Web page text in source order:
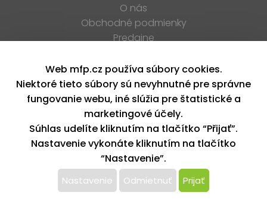
O nás
Obchodné podmienky
Predajne
K stiahnutiu
Blog
Kontakt
Kariéra
XML feed
Copyright © 2026, MFP paper s. r. o. | Všetky práva vyhradené
design by MFP
Tento web používa k poskytovaniu služieb,
Web mfp.cz používa súbory cookies.
Niektoré tieto súbory sú nevyhnutné pre správne
fungovanie webu, iné slúžia pre štatistické a
marketingové účely.
Súhlas udelíte kliknutím na tlačítko “Přijať”.
Nastavenie vykonáte kliknutím na tlačítko
“Nastavenie”.
Nastavenie Odmietnuť Prijať